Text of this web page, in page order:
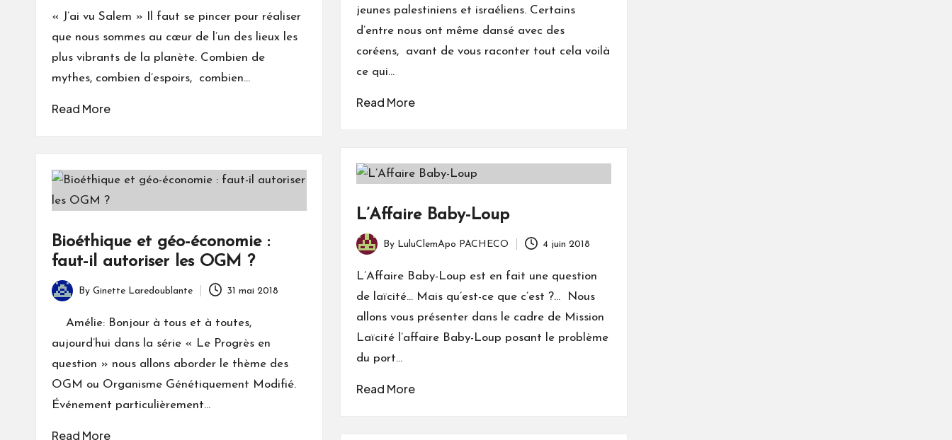
jeunes palestiniens et israéliens. Certains
d’entre nous ont même dansé avec des
coréens, avant de vous raconter tout cela voilà
ce qui…
Read More
« J’ai vu Salem » Il faut se pincer pour réaliser
que nous sommes au cœur de l’un des lieux les
plus vibrants de la planète. Combien de
mythes, combien d’espoirs, combien…
Read More
L’Affaire Baby-Loup
Posted
by
By LuluClemApo PACHECO 4 juin 2018
L’Affaire Baby-Loup est en fait une question
de laïcité... Mais qu’est-ce que c’est ?… Nous
allons vous présenter dans le cadre de Mission
Laïcité l’affaire Baby-Loup posant le problème
du port…
Read More
Bioéthique et géo-économie :
faut-il autoriser les OGM ?
Posted
By Ginette Laredoublante 31 mai 2018
Amélie: Bonjour à tous et à toutes,
aujourd’hui dans la série « Le Progrès en
question » nous allons aborder le thème des
OGM ou Organisme Génétiquement Modifié.
Événement particulièrement…
Read More